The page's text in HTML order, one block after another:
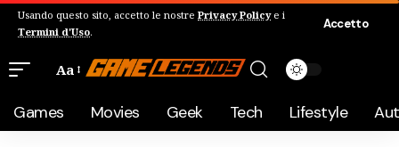
Usando questo sito, accetto le nostre Privacy Policye i
Termini d'Uso.
Accetto
Aa
Games Movies Geek Tech Lifestyle